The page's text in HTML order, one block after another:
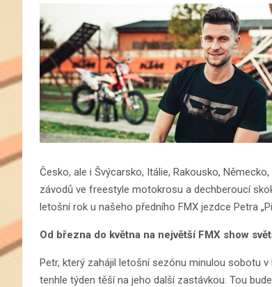
Česko, ale i Švýcarsko, Itálie, Rakousko,
závodů ve freestyle motokrosu a dechberoucí
letošní rok u našeho předního FMX jezdce Petra
Od března do května na největší FMX show
Petr, který zahájil letošní sezónu minulou sobotu
tenhle týden těší na jeho další zastávkou. Tou